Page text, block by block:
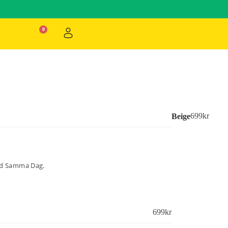
Samma Dag.
Beige699kr
699kr